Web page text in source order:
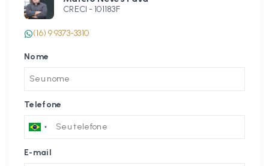
CRECI - 101183F
(16) 9 9373-3310
Nome
Telefone
E-mail